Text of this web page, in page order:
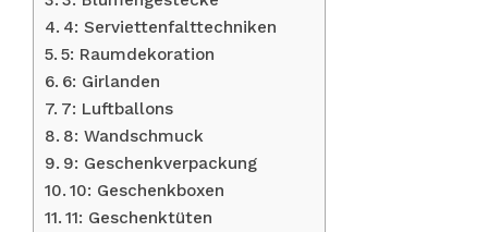
4: Serviettenfalttechniken
5: Raumdekoration
6: Girlanden
7: Luftballons
8: Wandschmuck
9: Geschenkverpackung
10: Geschenkboxen
11: Geschenktüten